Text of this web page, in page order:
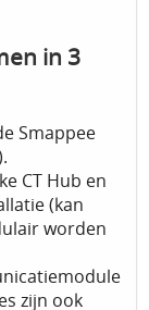
in 3
Smappee
CT Hub en
(kan
worden
zijn ook